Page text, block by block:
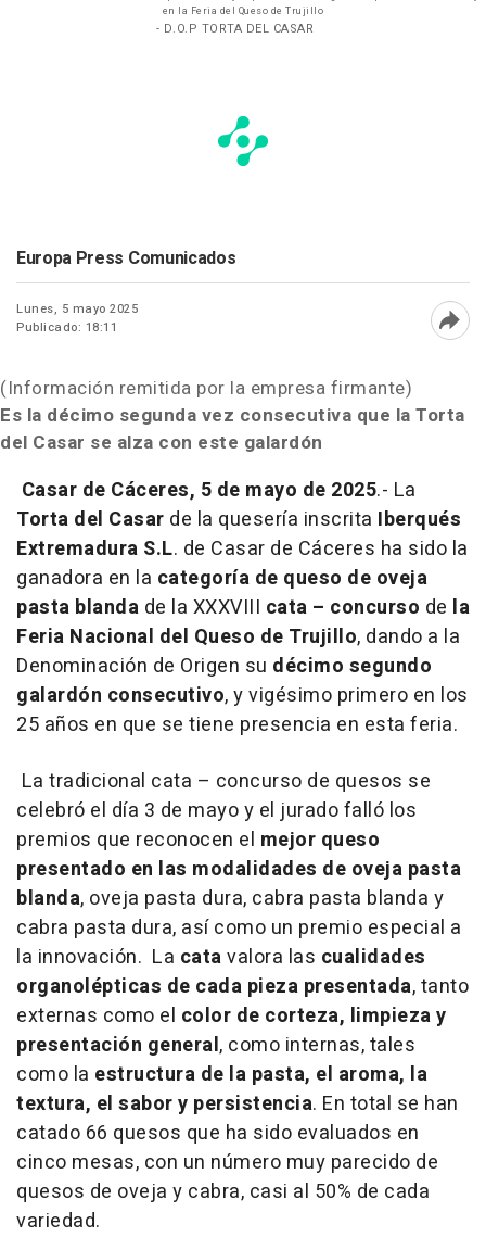
en la Feria del Queso de Trujillo
- D.O.P TORTA DEL CASAR
Europa Press Comunicados
Lunes, 5 mayo 2025
Publicado: 18:11
(Información remitida por la empresa firmante)
Es la décimo segunda vez consecutiva que la Torta
del Casar se alza con este galardón
Casar de Cáceres, 5 de mayo de 2025.- La
Torta del Casar de la quesería inscrita Iberqués
Extremadura S.L. de Casar de Cáceres ha sido la
ganadora en la categoría de queso de oveja
pasta blanda de la XXXVIII cata – concurso de la
Feria Nacional del Queso de Trujillo, dando a la
Denominación de Origen su décimo segundo
galardón consecutivo, y vigésimo primero en los
25 años en que se tiene presencia en esta feria.
La tradicional cata – concurso de quesos se
celebró el día 3 de mayo y el jurado falló los
premios que reconocen el mejor queso
presentado en las modalidades de oveja pasta
blanda, oveja pasta dura, cabra pasta blanda y
cabra pasta dura, así como un premio especial a
la innovación. La catavalora las cualidades
organolépticas de cada pieza presentada, tanto
externas como el color de corteza, limpieza y
presentación general, como internas, tales
como la estructura de la pasta, el aroma, la
textura, el sabor y persistencia. En total se han
catado 66 quesos que ha sido evaluados en
cinco mesas, con un número muy parecido de
quesos de oveja y cabra, casi al 50% de cada
variedad.